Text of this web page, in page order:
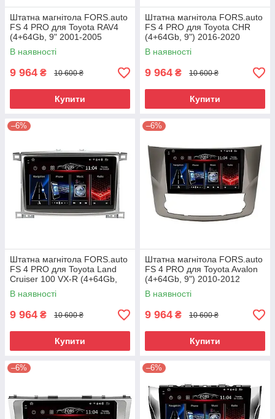
Штатна магнітола FORS.auto
FS 4 PRO для Toyota RAV4
(4+64Gb, 9" 2001-2005
В наявності
9 964 ₴ 10 600 ₴
Купити
Штатна магнітола FORS.auto
FS 4 PRO для Toyota CHR
(4+64Gb, 9") 2016-2020
В наявності
9 964 ₴ 10 600 ₴
Купити
–6%
Штатна магнітола FORS.auto
FS 4 PRO для Toyota Land
Cruiser 100 VX-R (4+64Gb,
10") 2003-2007
В наявності
9 964 ₴ 10 600 ₴
Купити
–6%
Штатна магнітола FORS.auto
FS 4 PRO для Toyota Avalon
(4+64Gb, 9") 2010-2012
В наявності
9 964 ₴ 10 600 ₴
Купити
–6% –6%